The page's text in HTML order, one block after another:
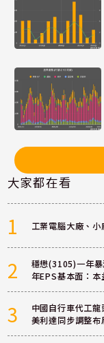
大家都在看
1 工業電腦大廠、
2
穩懋(3105)一年
年EPS基本面：
3
中國自行車代工
美利達同步調整布